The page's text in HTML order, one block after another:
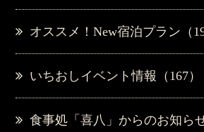
オススメ！New宿泊プラン（19
いちおしイベント情報（167）
食事処「喜八」からのお知らせ